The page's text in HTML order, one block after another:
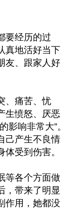
要经历的过
真地活好当下
友、跟家人好
、痛苦、忧
生愤怒、厌恶
影响非常大”。
己产生不良情
受到伤害。
等各个方面做
，带来了明显
作用，她都没